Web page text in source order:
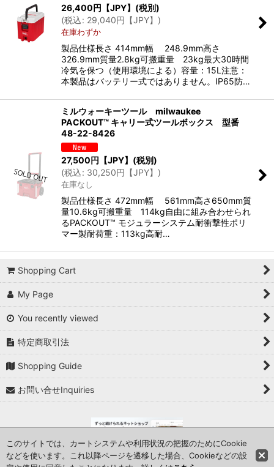
26,400円【JPY】 (税別)
(税込: 29,040円【JPY】 )
在庫わずか
製品仕様長さ 414mm幅 248.9mm高さ
326.9mm質量2.8kg可搬重量 23kg最大30時間
冷気を保つ（使用環境による）容量：15L注意：
本製品はバッテリー式ではありません。IP65防…
ミルウォーキーツール milwaukee
PACKOUT™ キャリー式ツールボックス 型番
48-22-8426
27,500円【JPY】 (税別)
(税込: 30,250円【JPY】 )
在庫なし
製品仕様長さ 472mm幅 561mm高さ650mm質
量10.6kg可搬重量 114kg自由に組み合わせられ
るPACKOUT™ モジュラーシステム耐衝撃性ポリ
マー製耐荷重：113kg高耐…
Shopping Cart
My Page
You recently viewed
特定商取引法
Shopping Guide
お問い合せInquiries
このサイトでは、カートシステムや利用状況の把握のためにCookie
などを使います。これ以降ページを遷移した場合、Cookieなどの設